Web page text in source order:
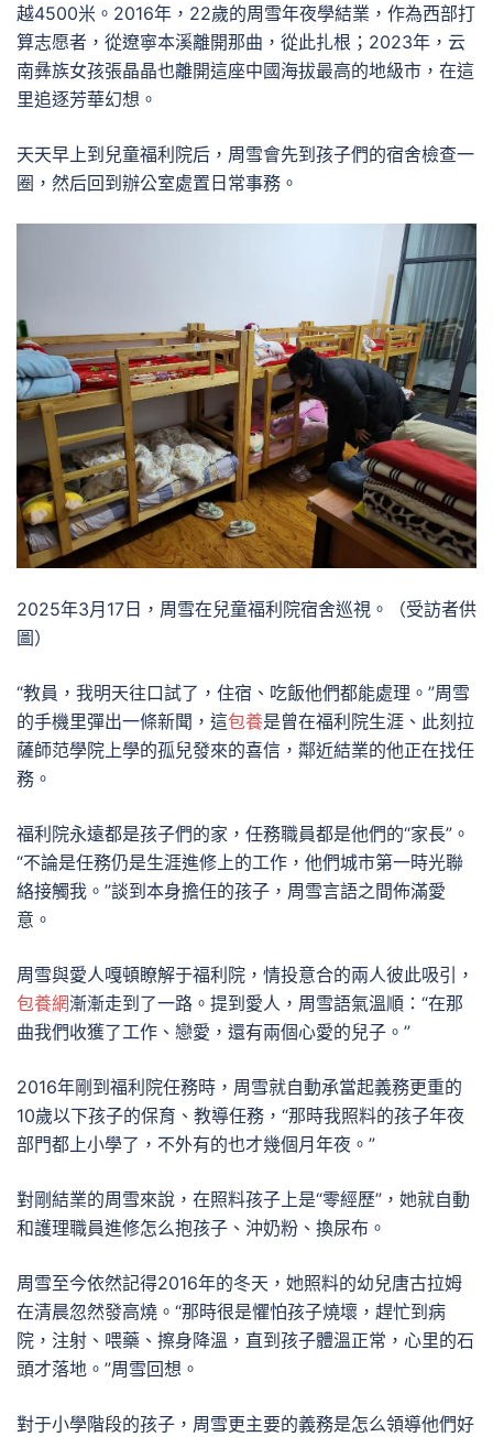
越4500米。2016年，22歲的周雪年夜學結業，作為西部打
算志愿者，從遼寧本溪離開那曲，從此扎根；2023年，云
南彝族女孩張晶晶也離開這座中國海拔最高的地級市，在這
里追逐芳華幻想。
天天早上到兒童福利院后，周雪會先到孩子們的宿舍檢查一
圈，然后回到辦公室處置日常事務。
2025年3月17日，周雪在兒童福利院宿舍巡視。（受訪者供
圖）
“教員，我明天往口試了，住宿、吃飯他們都能處理。”周雪
的手機里彈出一條新聞，這包養是曾在福利院生涯、此刻拉
薩師范學院上學的孤兒發來的喜信，鄰近結業的他正在找任
務。
福利院永遠都是孩子們的家，任務職員都是他們的“家長”。
“不論是任務仍是生涯進修上的工作，他們城市第一時光聯
絡接觸我。”談到本身擔任的孩子，周雪言語之間佈滿愛
意。
周雪與愛人嘎頓瞭解于福利院，情投意合的兩人彼此吸引，
包養網漸漸走到了一路。提到愛人，周雪語氣溫順：“在那
曲我們收獲了工作、戀愛，還有兩個心愛的兒子。”
2016年剛到福利院任務時，周雪就自動承當起義務更重的
10歲以下孩子的保育、教導任務，“那時我照料的孩子年夜
部門都上小學了，不外有的也才幾個月年夜。”
對剛結業的周雪來說，在照料孩子上是“零經歷”，她就自動
和護理職員進修怎么抱孩子、沖奶粉、換尿布。
周雪至今依然記得2016年的冬天，她照料的幼兒唐古拉姆
在清晨忽然發高燒。“那時很是懼怕孩子燒壞，趕忙到病
院，注射、喂藥、擦身降溫，直到孩子體溫正常，心里的石
頭才落地。”周雪回想。
對于小學階段的孩子，周雪更主要的義務是怎么領導他們好